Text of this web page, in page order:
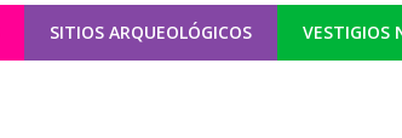
SITIOS ARQUEOLÓGICOS VESTIGIOS